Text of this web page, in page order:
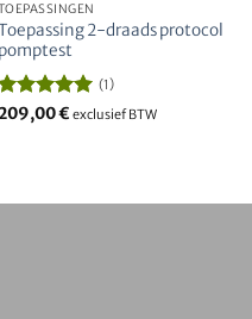
2-draads protocol
pomptest
(1)
€ exclusief BTW